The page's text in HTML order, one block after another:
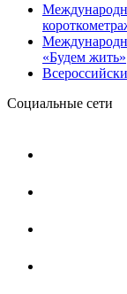
«Будем жить»
Социальные сети